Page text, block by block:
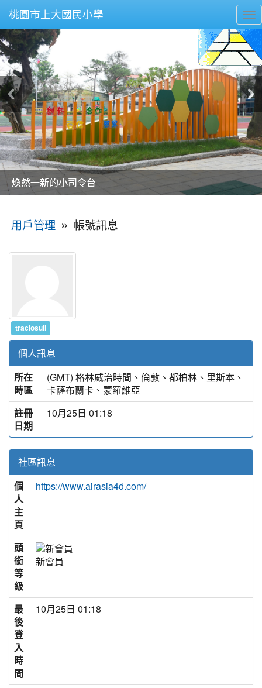
桃園市上大國民小學
美麗的操場是我們活力的來源
美麗的操場是我們活力的來源
煥然一新的小司令台
煥然一新的小司令台
富含桃園埤塘田園風光意象的中廊
富含桃園埤塘田園風光意象的中廊
嶄新的中庭廣場
嶄新的中庭廣場
水生池生生不息
水生池生生不息
用戶管理 » 帳號訊息
traciosull
個人訊息
所在
時區
(GMT) 格林威治時間、倫敦、都柏林、里斯本、
卡薩布蘭卡、蒙羅維亞
註冊
日期
10月25日 01:18
社區訊息
個
人
主
頁
https://www.airasia4d.com/
頭
銜
等
級
新會員
最
後
登
入
時
間
10月25日 01:18